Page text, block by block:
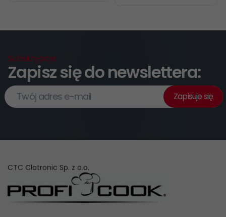
Subskrypcja
Zapisz się do newslettera:
Twój adres e-mail Zapisuje się
CTC Clatronic Sp. z o.o.